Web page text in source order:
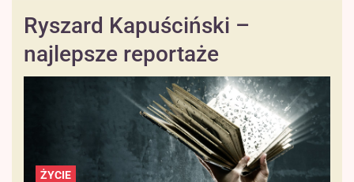
Ryszard Kapuściński –
najlepsze reportaże
ŻYCIE